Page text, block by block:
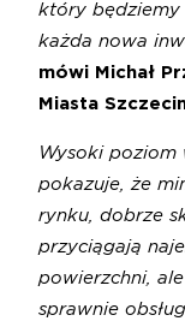
który będziemy
każda nowa
mówi Michał
Miasta
Wysoki
pokazuje, że
rynku, dobrze
przyciągają
powierzchni,
sprawnie